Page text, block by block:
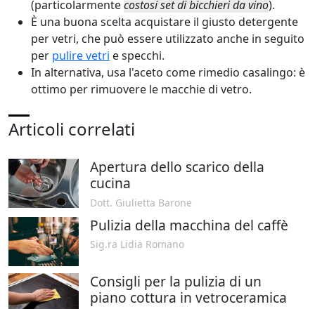
(particolarmentecostosi set di bicchieri da vino).
È una buona scelta acquistare il giusto detergente
per vetri, che può essere utilizzato anche in seguito
per pulire vetri e specchi.
In alternativa, usa l'aceto come rimedio casalingo: è
ottimo per rimuovere le macchie di vetro.
Articoli correlati
Apertura dello scarico della
cucina
Dott. Giulietta Barone
Pulizia della macchina del caffè
Sig.ra Lidia Romano
Consigli per la pulizia di un
piano cottura in vetroceramica